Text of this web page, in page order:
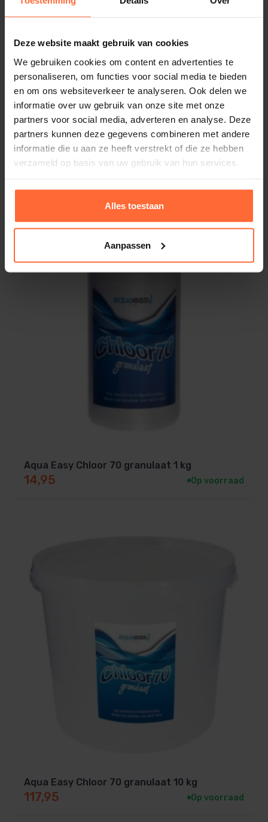
Deze website maakt gebruik van cookies
We gebruiken cookies om content en advertenties te
personaliseren, om functies voor social media te bieden
en om ons websiteverkeer te analyseren. Ook delen we
informatie over uw gebruik van onze site met onze
partners voor social media, adverteren en analyse. Deze
partners kunnen deze gegevens combineren met andere
informatie die u aan ze heeft verstrekt of die ze hebben
verzameld op basis van uw gebruik van hun services.
Alles toestaan
Aanpassen
8719558880546
Gewicht
5,1 kg
Merk
Aqua Easy
Gerelateerde producten
Aqua Easy Chloor 70 granulaat 1 kg
14,95 Op voorraad
Aqua Easy Chloor 70 granulaat 10 kg
117,95 Op voorraad